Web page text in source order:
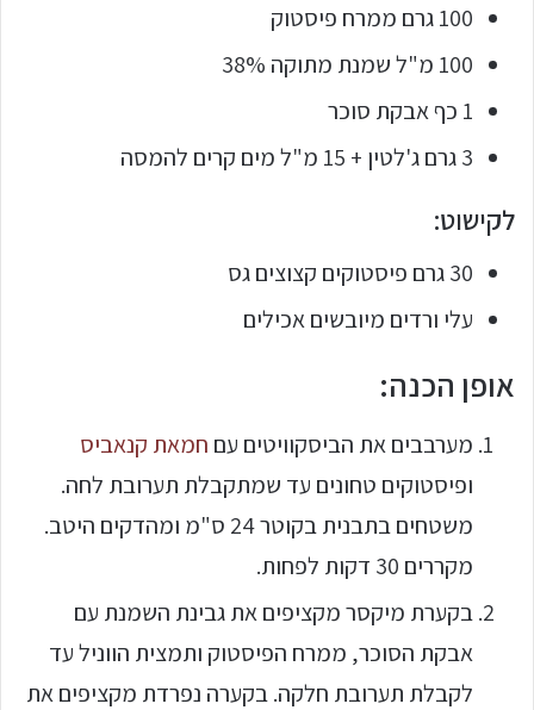
100 גרם ממרח פיסטוק
100 מ"ל שמנת מתוקה 38%
1 כף אבקת סוכר
3 גרם ג'לטין + 15 מ"ל מים קרים להמסה
לקישוט:
30 גרם פיסטוקים קצוצים גס
עלי ורדים מיובשים אכילים
אופן הכנה:
מערבבים את הביסקוויטים עם חמאת קנאביס
ופיסטוקים טחונים עד שמתקבלת תערובת לחה.
משטחים בתבנית בקוטר 24 ס"מ ומהדקים היטב.
מקררים 30 דקות לפחות.
בקערת מיקסר מקציפים את גבינת השמנת עם
אבקת הסוכר, ממרח הפיסטוק ותמצית הווניל עד
לקבלת תערובת חלקה. בקערה נפרדת מקציפים את